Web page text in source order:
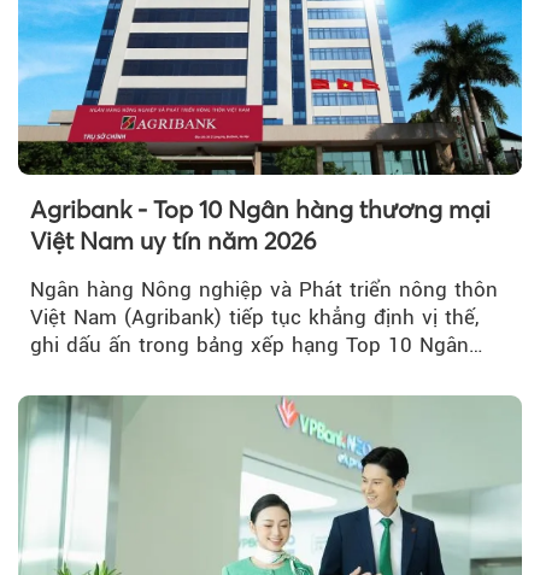
Agribank - Top 10 Ngân hàng thương mại
Việt Nam uy tín năm 2026
Ngân hàng Nông nghiệp và Phát triển nông thôn
Việt Nam (Agribank) tiếp tục khẳng định vị thế,
ghi dấu ấn trong bảng xếp hạng Top 10 Ngân